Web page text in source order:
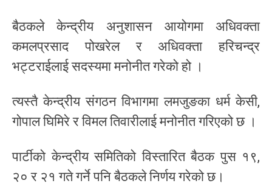
बैठकले केन्द्रीय अनुशासन आयोगमा अधिवक्ता
कमलप्रसाद पोखरेल र अधिवक्ता हरिचन्द्र
भट्टराईलाई सदस्यमा मनोनीत गरेको हो ।
त्यस्तै केन्द्रीय संगठन विभागमा लमजुङका धर्म केसी,
गोपाल घिमिरे र विमल तिवारीलाई मनोनीत गरिएको छ ।
पार्टीको केन्द्रीय समितिको विस्तारित बैठक पुस १९,
२० र २१ गते गर्ने पनि बैठकले निर्णय गरेको छ।